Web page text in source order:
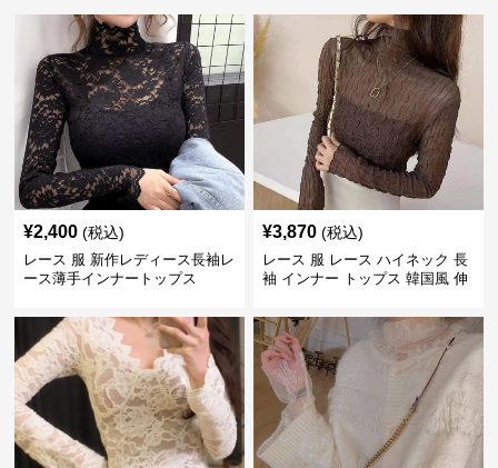
¥2,400 (税込)
レース 服 新作レディース長袖レ
ース薄手インナートップス
¥3,870 (税込)
レース 服 レース ハイネック 長
袖 インナー トップス 韓国風 伸